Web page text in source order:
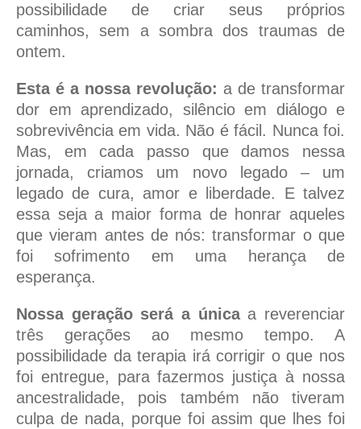
possibilidade de criar seus próprios
caminhos, sem a sombra dos traumas de
ontem.
Esta é a nossa revolução: a de transformar
dor em aprendizado, silêncio em diálogo e
sobrevivência em vida. Não é fácil. Nunca foi.
Mas, em cada passo que damos nessa
jornada, criamos um novo legado – um
legado de cura, amor e liberdade. E talvez
essa seja a maior forma de honrar aqueles
que vieram antes de nós: transformar o que
foi sofrimento em uma herança de
esperança.
Nossa geração será a únicaa reverenciar
três gerações ao mesmo tempo. A
possibilidade da terapia irá corrigir o que nos
foi entregue, para fazermos justiça à nossa
ancestralidade, pois também não tiveram
culpa de nada, porque foi assim que lhes foi